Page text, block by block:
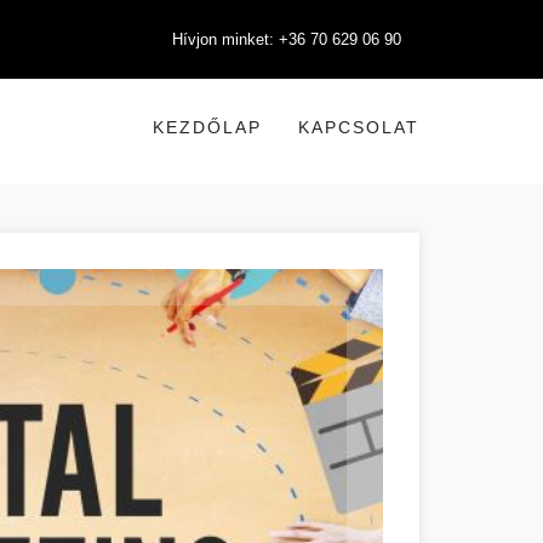
Hívjon minket: +36 70 629 06 90
KEZDŐLAP KAPCSOLAT